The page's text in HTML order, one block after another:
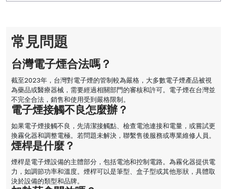
常見問題
台灣電子煙合法嗎？
截至2023年，台灣對電子煙的管制較為嚴格，大多數電子煙產品被視
為藥品或醫療器械，需要經過相關部門的審核和許可。電子煙在台灣並
不完全合法，銷售和使用受到嚴格限制。
電子煙接觸不良怎麼辦？
如果電子煙接觸不良，先清潔接觸點、檢查電池連接和電量，或嘗試更
換霧化器和調整電極。若問題未解決，聯繫售後服務或專業維修人員。
煙桿是什麼？
煙桿是電子煙設備的主體部分，包括電池和控制電路。為霧化器提供電
力，如調節功率和溫度。煙桿可以是筆型、盒子型或其他形狀，具體取
決於設備的類型和品牌。